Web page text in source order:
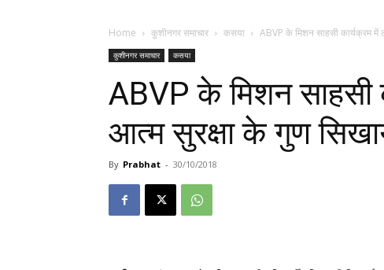
Home कुशीनगर समाचार कसया ABVP के मिशन साहसी कार्यक्रम में
कुशीनगर समाचार कसया
ABVP के मिशन साहसी
आत्म सुरक्षा के गुण
By Prabhat - 30/10/2018